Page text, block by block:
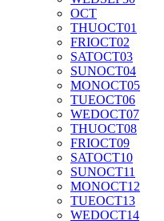
OCT
THUOCT01
FRIOCT02
SATOCT03
SUNOCT04
MONOCT05
TUEOCT06
WEDOCT07
THUOCT08
FRIOCT09
SATOCT10
SUNOCT11
MONOCT12
TUEOCT13
WEDOCT14